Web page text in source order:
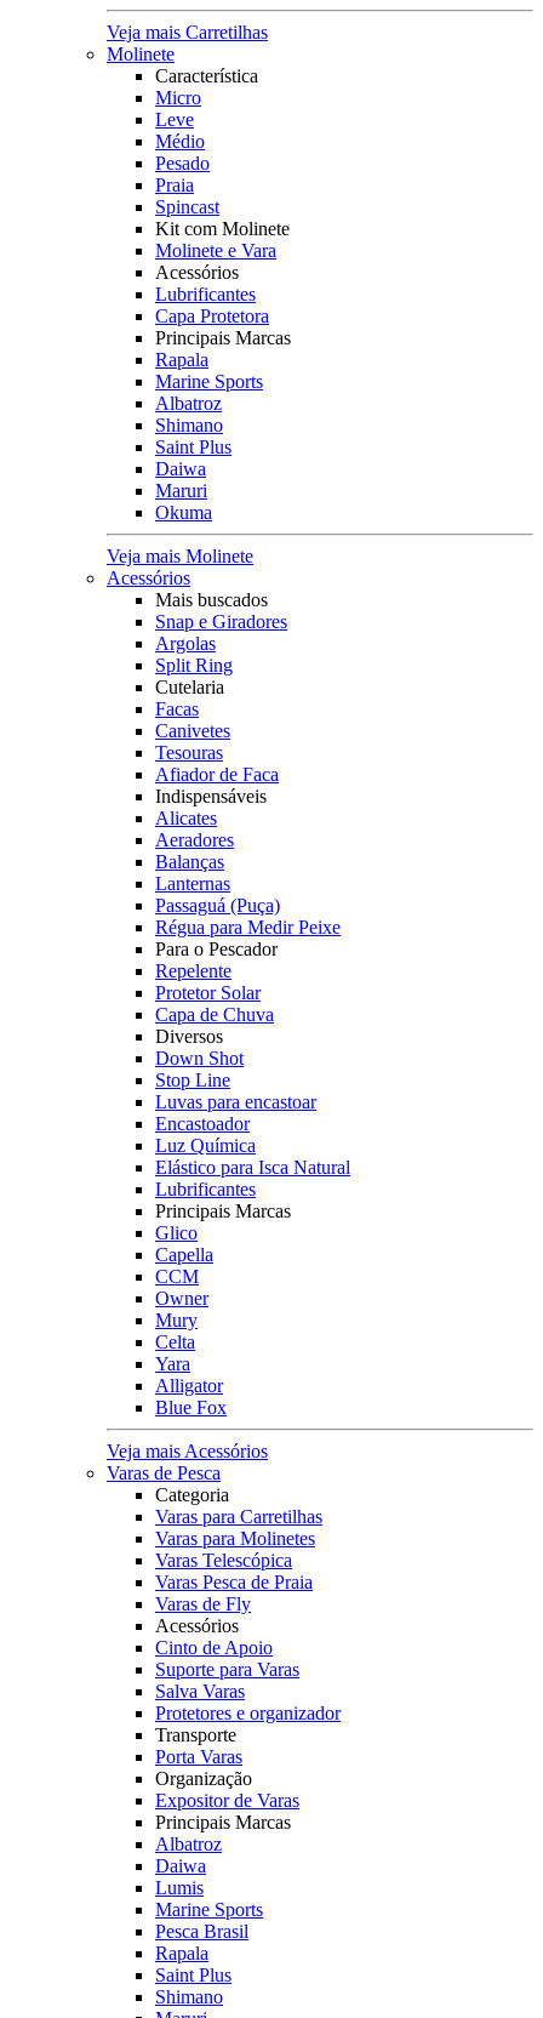
Veja mais Carretilhas
Molinete
Característica
Micro
Leve
Médio
Pesado
Praia
Spincast
Kit com Molinete
Molinete e Vara
Acessórios
Lubrificantes
Capa Protetora
Principais Marcas
Rapala
Marine Sports
Albatroz
Shimano
Saint Plus
Daiwa
Maruri
Okuma
Veja mais Molinete
Acessórios
Mais buscados
Snap e Giradores
Argolas
Split Ring
Cutelaria
Facas
Canivetes
Tesouras
Afiador de Faca
Indispensáveis
Alicates
Aeradores
Balanças
Lanternas
Passaguá (Puça)
Régua para Medir Peixe
Para o Pescador
Repelente
Protetor Solar
Capa de Chuva
Diversos
Down Shot
Stop Line
Luvas para encastoar
Encastoador
Luz Química
Elástico para Isca Natural
Lubrificantes
Principais Marcas
Glico
Capella
CCM
Owner
Mury
Celta
Yara
Alligator
Blue Fox
Veja mais Acessórios
Varas de Pesca
Categoria
Varas para Carretilhas
Varas para Molinetes
Varas Telescópica
Varas Pesca de Praia
Varas de Fly
Acessórios
Cinto de Apoio
Suporte para Varas
Salva Varas
Protetores e organizador
Transporte
Porta Varas
Organização
Expositor de Varas
Principais Marcas
Albatroz
Daiwa
Lumis
Marine Sports
Pesca Brasil
Rapala
Saint Plus
Shimano